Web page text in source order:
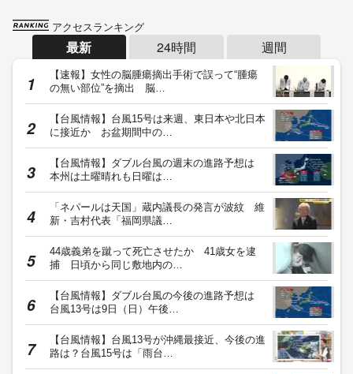
アクセスランキング
最新 24時間 週間
【速報】女性の脳腫瘍摘出手術で誤って“腫瘍
の無い部位”を摘出 脳…
【台風情報】台風15号は来週、東日本や北日本
に接近か お盆期間中の…
【台風情報】ダブル台風の週末の進路予想は
本州は土曜晴れも日曜は…
「ネパールは天国」蔵内議長の発言が波紋 維
新・吉村代表「福岡県議…
44歳義弟を蹴って死亡させたか 41歳女を逮
捕 日頃から同じ敷地内の…
【台風情報】ダブル台風の今後の進路予想は
台風13号は9日（日）午後…
【台風情報】台風13号が沖縄最接近、今後の進
路は？台風15号は「雨台…